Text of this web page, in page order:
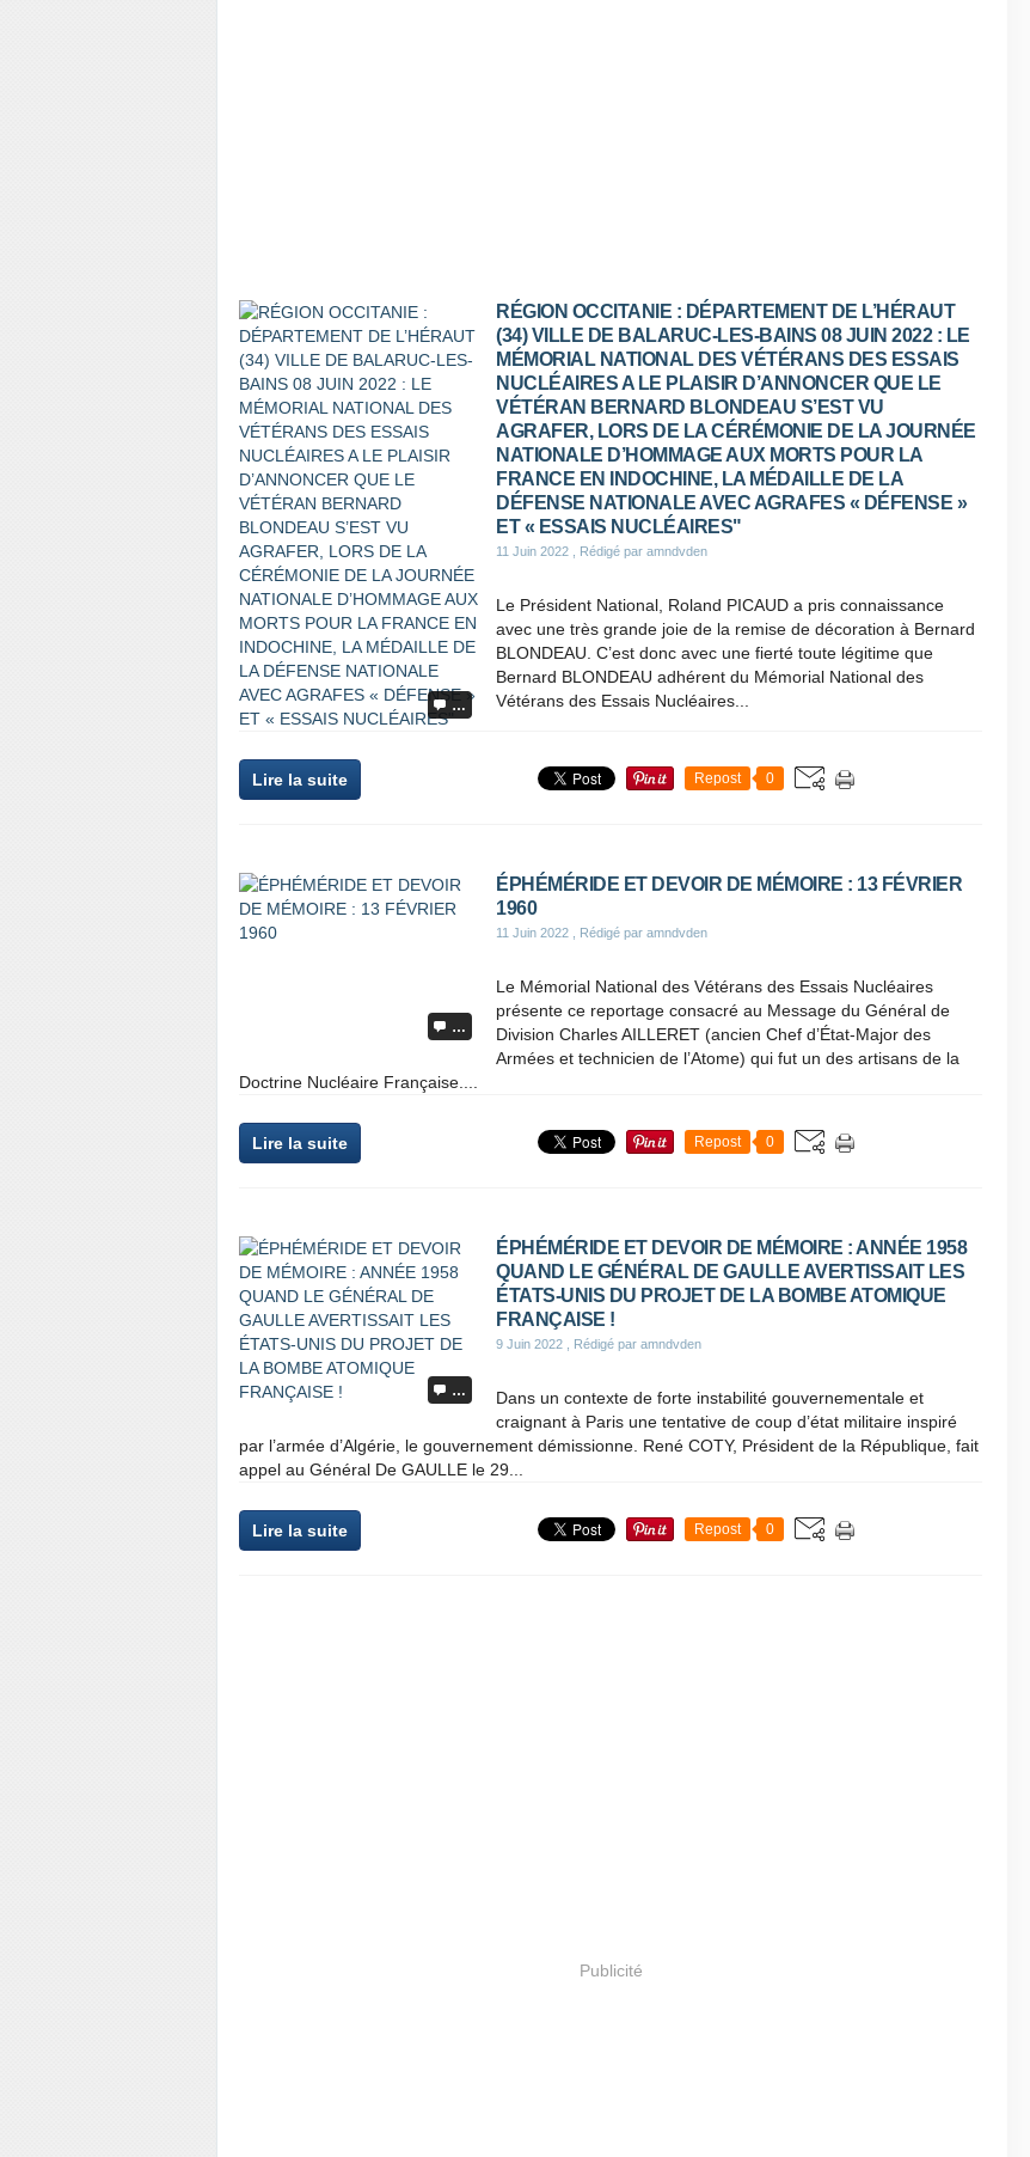
…
RÉGION OCCITANIE : DÉPARTEMENT DE L’HÉRAUT
(34) VILLE DE BALARUC-LES-BAINS 08 JUIN 2022 : LE
MÉMORIAL NATIONAL DES VÉTÉRANS DES ESSAIS
NUCLÉAIRES A LE PLAISIR D’ANNONCER QUE LE
VÉTÉRAN BERNARD BLONDEAU S’EST VU
AGRAFER, LORS DE LA CÉRÉMONIE DE LA JOURNÉE
NATIONALE D’HOMMAGE AUX MORTS POUR LA
FRANCE EN INDOCHINE, LA MÉDAILLE DE LA
DÉFENSE NATIONALE AVEC AGRAFES « DÉFENSE »
ET « ESSAIS NUCLÉAIRES"
11 Juin 2022 , Rédigé par amndvden
Le Président National, Roland PICAUD a pris connaissance
avec une très grande joie de la remise de décoration à Bernard
BLONDEAU. C’est donc avec une fierté toute légitime que
Bernard BLONDEAU adhérent du Mémorial National des
Vétérans des Essais Nucléaires...
Lire la suite Repost 0
…
ÉPHÉMÉRIDE ET DEVOIR DE MÉMOIRE : 13 FÉVRIER
1960
11 Juin 2022 , Rédigé par amndvden
Le Mémorial National des Vétérans des Essais Nucléaires
présente ce reportage consacré au Message du Général de
Division Charles AILLERET (ancien Chef d’État-Major des
Armées et technicien de l’Atome) qui fut un des artisans de la
Doctrine Nucléaire Française....
Lire la suite Repost 0
…
ÉPHÉMÉRIDE ET DEVOIR DE MÉMOIRE : ANNÉE 1958
QUAND LE GÉNÉRAL DE GAULLE AVERTISSAIT LES
ÉTATS-UNIS DU PROJET DE LA BOMBE ATOMIQUE
FRANÇAISE !
9 Juin 2022 , Rédigé par amndvden
Dans un contexte de forte instabilité gouvernementale et
craignant à Paris une tentative de coup d’état militaire inspiré
par l’armée d’Algérie, le gouvernement démissionne. René COTY, Président de la République, fait
appel au Général De GAULLE le 29...
Lire la suite Repost 0
Publicité